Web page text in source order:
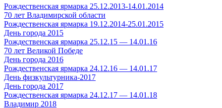
Рождественская ярмарка 25.12.2013-14.01.2014
70 лет Владимирской области
Рождественская ярмарка 19.12.2014-25.01.2015
День города 2015
Рождественская ярмарка 25.12.15 — 14.01.16
70 лет Великой Победе
День города 2016
Рождественская ярмарка 24.12.16 — 14.01.17
День физкультурника-2017
День города 2017
Рождественская ярмарка 24.12.17 — 14.01.18
Владимир 2018